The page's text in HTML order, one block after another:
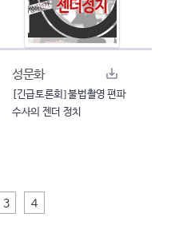
성문화
[긴급토론회] 불법촬영 편파
수사의 젠더 정치
3 4